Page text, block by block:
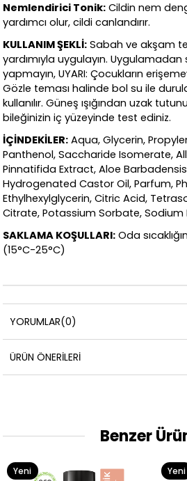
Nemlendirici Tonik: Cildin nem
yardımcı olur, cildi canlandırır.
KULLANIM ŞEKLİ: Sabah ve akşam
yardımıyla uygulayın.
yapmayın, UYARI: Çocukların
Gözle teması halinde bol su ile
kullanılır. Güneş ışığından uzak
bileğinizin iç yüzeyinde test ediniz.
İÇİNDEKİLER: Aqua, Glycerin,
Panthenol, Saccharide Isomerate,
Pinnatifida Extract, Aloe
Hydrogenated Castor Oil, Parfum,
Ethylhexylglycerin, Citric Acid,
Citrate, Potassium Sorbate, Sodium
SAKLAMA KOŞULLARI: Oda
(15°C-25°C)
YORUMLAR(0)
ÜRÜN ÖNERILERI
Benzer
Yeni
Yeni